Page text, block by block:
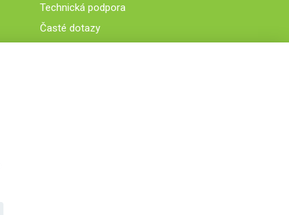
Technická podpora
Časté dotazy